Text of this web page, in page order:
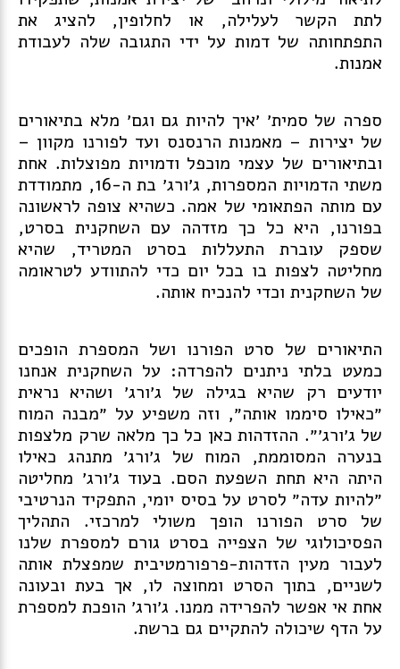
לתת הקשר לעלילה, או לחלופין, להציג את
התפתחותה של דמות על ידי התגובה שלה לעבודת
אמנות.
ספרה של סמית׳ ׳איך להיות גם וגם׳ מלא בתיאורים
של יצירות – מאמנות הרנסנס ועד לפורנו מקוון –
ובתיאורים של עצמי מוכפל ודמויות מפוצלות. אחת
משתי הדמויות המספרות, ג׳ורג׳ בת ה-16, מתמודדת
עם מותה הפתאומי של אמה. כשהיא צופה לראשונה
בפורנו, היא כל כך מזדהה עם השחקנית בסרט,
שספק עוברת התעללות בסרט המטריד, שהיא
מחליטה לצפות בו בכל יום כדי להתוודע לטראומה
של השחקנית וכדי להנכיח אותה.
התיאורים של סרט הפורנו ושל המספרת הופכים
כמעט בלתי ניתנים להפרדה: על השחקנית אנחנו
יודעים רק שהיא בגילה של ג׳ורג׳ ושהיא נראית
״כאילו סיממו אותה״, וזה משפיע על ״מבנה המוח
של ג׳ורג׳״. ההזדהות כאן כל כך מלאה שרק מלצפות
בנערה המסוממת, המוח של ג׳ורג׳ מתנהג כאילו
היתה היא תחת השפעת הסם. בעוד ג׳ורג׳ מחליטה
״להיות עדה״ לסרט על בסיס יומי, התפקיד הנרטיבי
של סרט הפורנו הופך משולי למרכזי. התהליך
הפסיכולוגי של הצפייה בסרט גורם למספרת שלנו
לעבור מעין הזדהות-פרפורמטיבית שמפצלת אותה
לשניים, בתוך הסרט ומחוצה לו, אך בעת ובעונה
אחת אי אפשר להפרידה ממנו. ג׳ורג׳ הופכת למספרת
על הדף שיכולה להתקיים גם ברשת.